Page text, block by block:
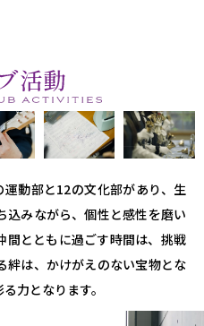
動部と12の文化部があり、生
込みながら、個性と感性を磨い
間とともに過ごす時間は、挑戦
絆は、かけがえのない宝物とな
力となります。